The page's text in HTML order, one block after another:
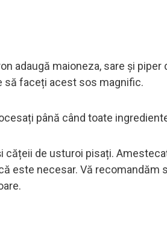
adaugă maioneza, sare și piper
să faceți acest sos magnific.
până când toate
cățeii de usturoi pisați.
este necesar. Vă recomandăm